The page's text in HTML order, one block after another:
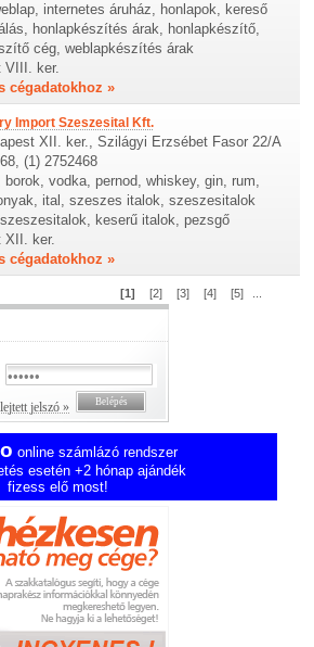
internetes áruház, honlapok, kereső
honlapkészítés árak, honlapkészítő,
cég, weblapkészítés árak
VIII. ker.
cégadatokhoz »
Import Szeszesital Kft.
XII. ker., Szilágyi Erzsébet Fasor 22/A
(1) 2752468
borok, vodka, pernod, whiskey, gin, rum,
ital, szeszes italok, szeszesitalok
keserű italok, pezsgő
XII. ker.
cégadatokhoz »
[1] [2] [3] [4] [5]
jelszó »
online számlázó rendszer
esetén +2 hónap ajándék
fizess elő most!